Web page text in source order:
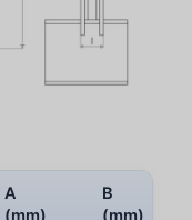
A
(mm)
B
(mm)